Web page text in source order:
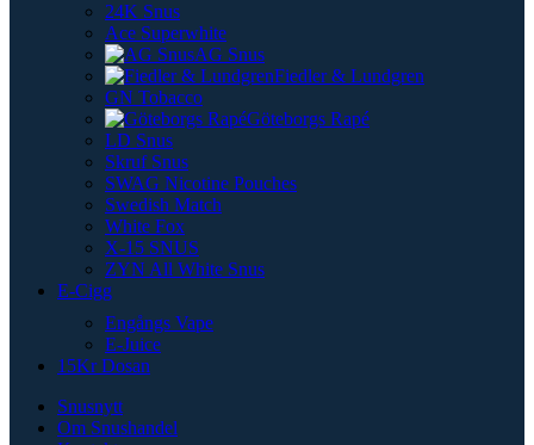
24K Snus
Ace Superwhite
AG Snus
Fiedler & Lundgren
GN Tobacco
Göteborgs Rapé
LD Snus
Skruf Snus
SWAG Nicotine Pouches
Swedish Match
White Fox
X-15 SNUS
ZYN All White Snus
E-Cigg
Engångs Vape
E-Juice
15Kr Dosan
Snusnytt
Om Snushandel